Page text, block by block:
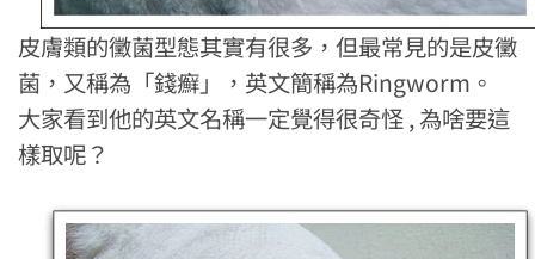
皮膚類的黴菌型態其實有很多，但最常見的是皮黴
菌，又稱為「錢癬」，英文簡稱為Ringworm。
大家看到他的英文名稱一定覺得很奇怪 , 為啥要這
樣取呢？